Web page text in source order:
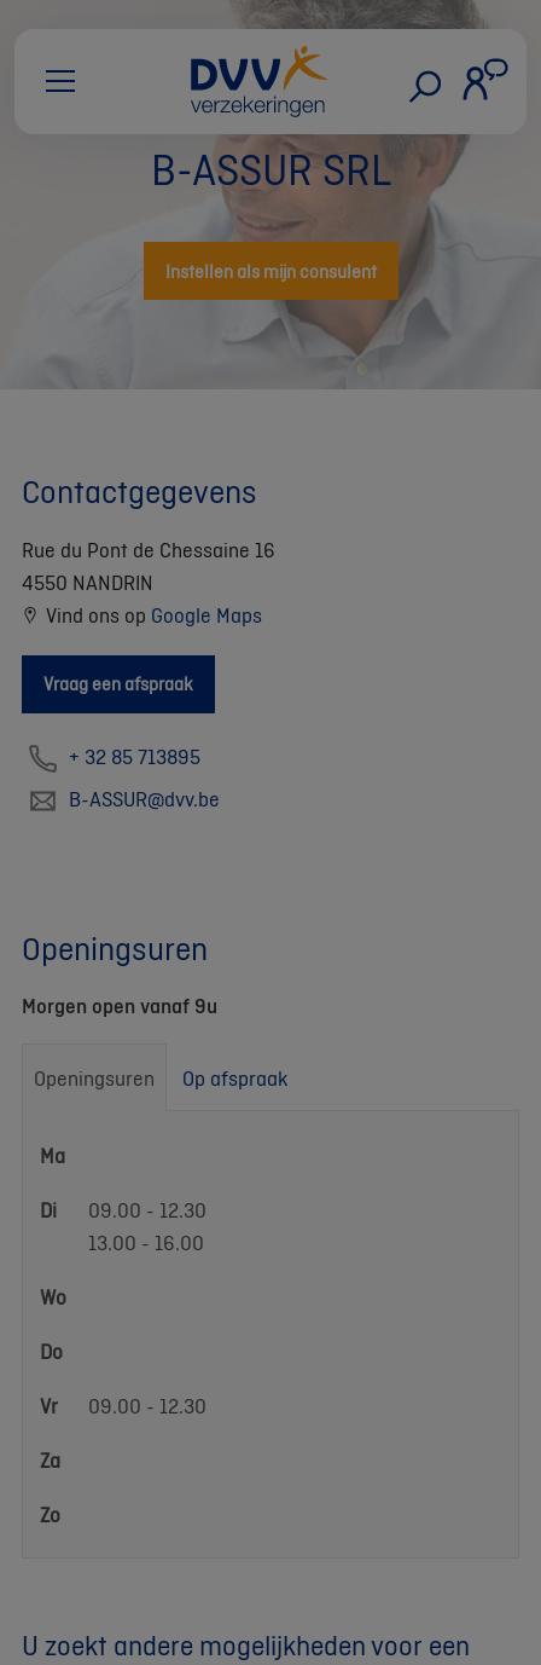
B-ASSUR SRL
Instellen als mijn consulent
Contactgegevens
Rue du Pont de Chessaine 16
4550 NANDRIN
Vind ons op Google Maps
Vraag een afspraak
+ 32 85 713895
B-ASSUR@dvv.be
Openingsuren
Morgen open vanaf 9u
Openingsuren Op afspraak
Openingsuren
Ma
Di
09.00 - 12.30
13.00 - 16.00
Wo
Do
Vr
09.00 - 12.30
Za
Zo
U zoekt andere mogelijkheden voor een